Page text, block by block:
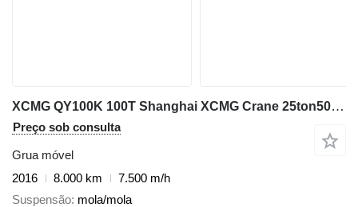
XCMG QY100K 100T Shanghai XCMG Crane 25ton50ton70ton80ton100ton
Preço sob consulta
Grua móvel
2016
8.000 km
7.500 m/h
Suspensão mola/mola